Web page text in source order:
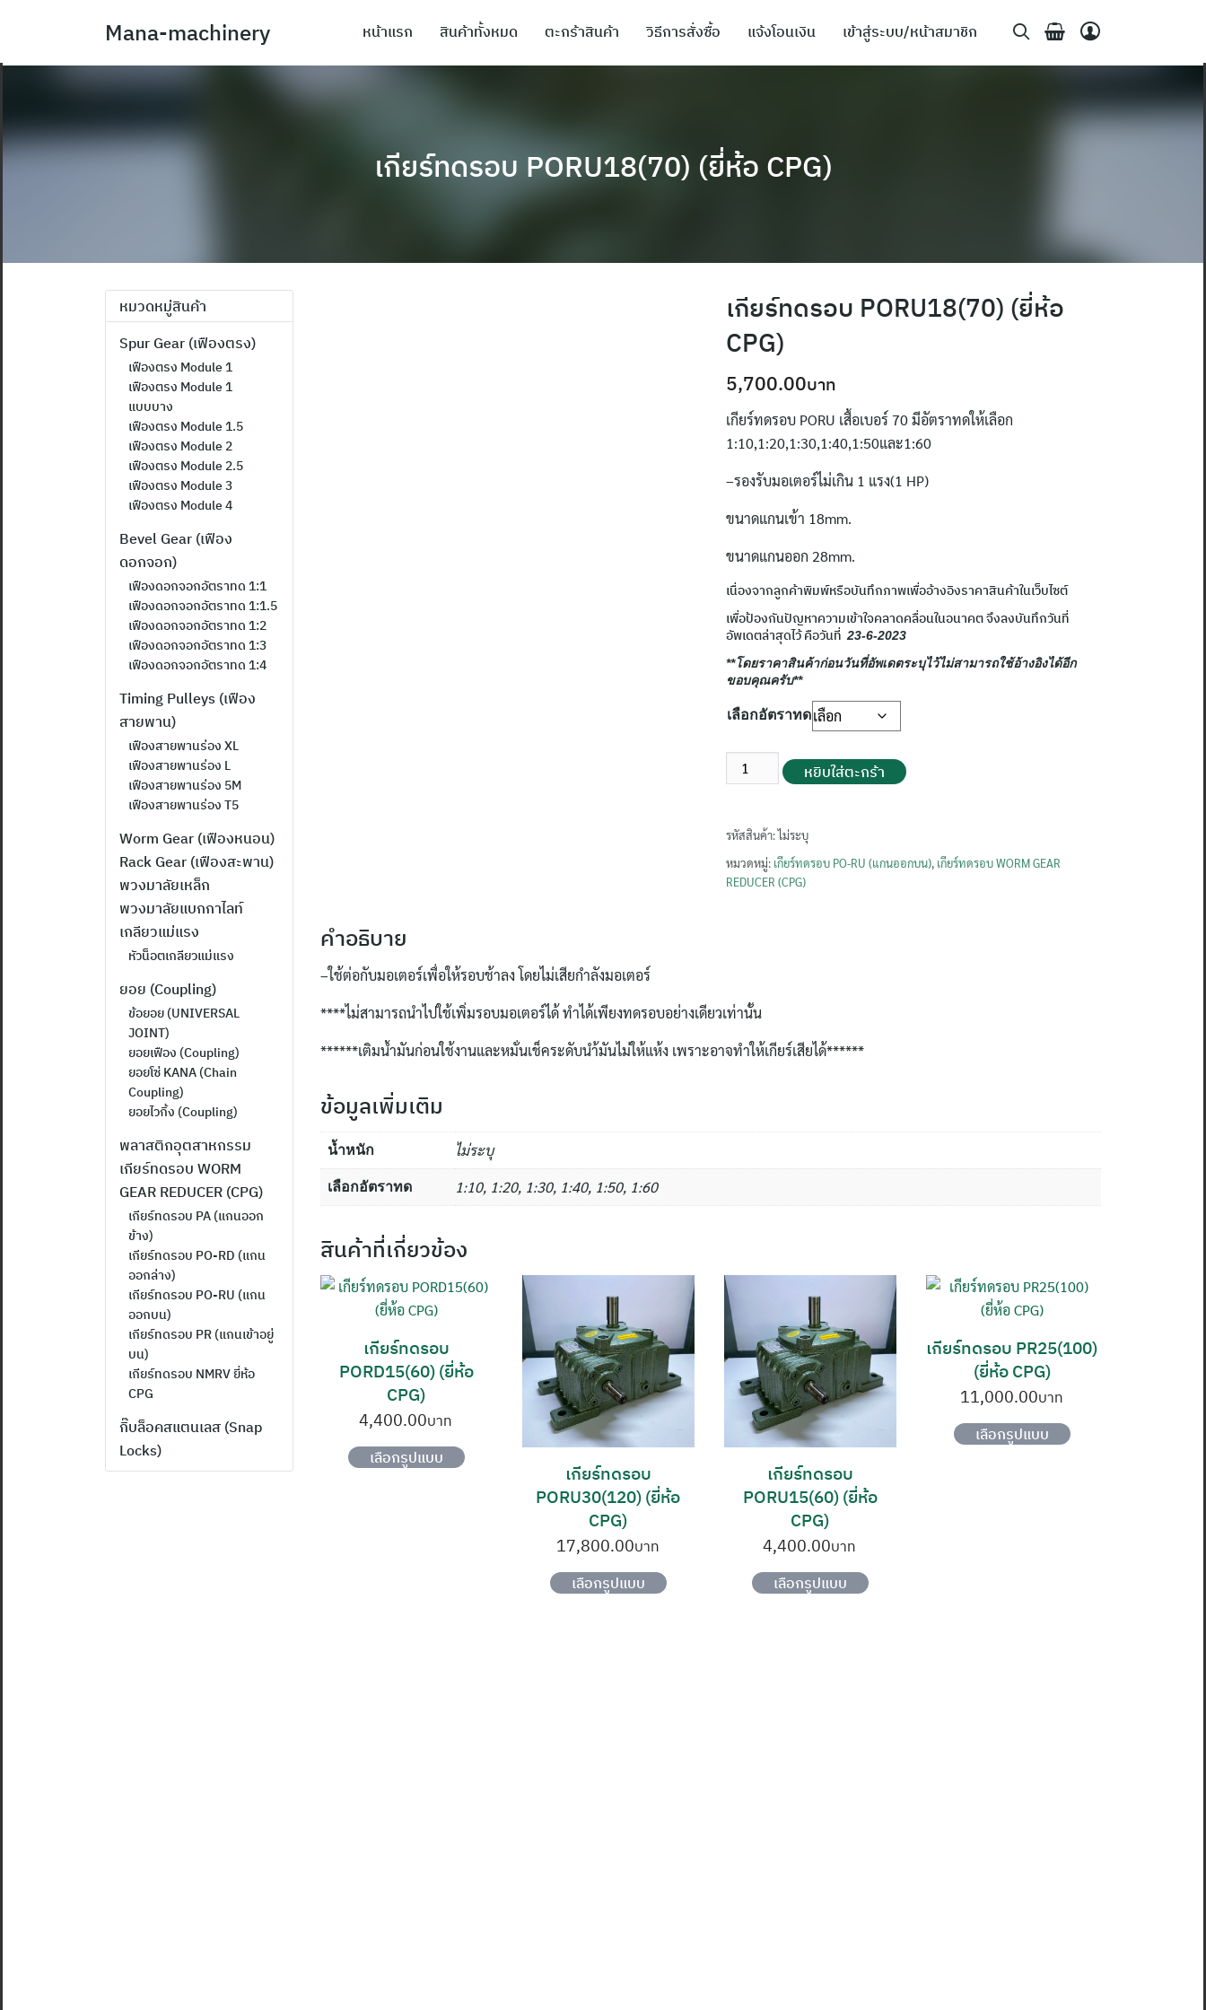
content
Mana-machinery หน้าแรก สินค้าทั้งหมด ตะกร้าสินค้า วิธีการสั่งซื้อ แจ้งโอนเงิน เข้าสู่ระบบ/หน้าสมาชิก
สำหรับ:
เกียร์ทดรอบ PORU18(70) (ยี่ห้อ CPG)
เกียร์ทดรอบ PORU18(70) (ยี่ห้อ
CPG)
5,700.00
เกียร์ทดรอบ PORU เสื้อเบอร์ 70มีอัตราทดให้เลือก
1:10,1:20,1:30,1:40,1:50และ1:60
–รองรับมอเตอร์ไม่เกิน 1 แรง(1 HP)
ขนาดแกนเข้า 18mm.
ขนาดแกนออก 28mm.
เนื่องจากลูกค้าพิมพ์หรือบันทึกภาพเพื่ออ้างอิงราคาสินค้าในเว็บไซต์
เพื่อป้องกันปัญหาความเข้าใจคลาดคลื่อนในอนาคต จึงลงบันทึกวันที่
อัพเดตล่าสุดไว้ คือวันที่23-6-2023
**โดยราคาสินค้าก่อนวันที่อัพเดตระบุไว้ไม่สามารถใช้อ้างอิงได้อีก
ขอบคุณครับ**
เลือกอัตราทด
จำนวน
เกียร์
รอบ
PORU18(70)
(ยี่ห้อ
หยิบใส่ตะกร้า
รหัสสินค้า:ไม่ระบุ
หมวดหมู่: เกียร์ทดรอบ PO-RU (แกนออกบน), เกียร์ทดรอบ WORM GEAR
REDUCER (CPG)
คำอธิบาย
–ใช้ต่อกับมอเตอร์เพื่อให้รอบช้าลง โดยไม่เสียกำลังมอเตอร์
****ไม่สามารถนำไปใช้เพิ่มรอบมอเตอร์ได้ทำได้เพียงทดรอบอย่างเดียวเท่านั้น
******เติมน้ำมันก่อนใช้งานและหมั่นเช็คระดับนำ้มันไม่ให้แห้ง เพราะอาจทำให้เกียร์เสียได้******
ข้อมูลเพิ่มเติม
น้ำหนัก ไม่ระบุ
เลือกอัตราทด 1:10, 1:20, 1:30, 1:40, 1:50, 1:60
สินค้าที่เกี่ยวข้อง
เกียร์ทดรอบ
PORD15(60) (ยี่ห้อ
CPG)
4,400.00
เลือกรูปแบบ
This
เกียร์ทดรอบ
PORU30(120) (ยี่ห้อ
CPG)
17,800.00
เลือกรูปแบบ
This
เกียร์ทดรอบ
PORU15(60) (ยี่ห้อ
CPG)
4,400.00
เลือกรูปแบบ
This
เกียร์ทดรอบ PR25(100)
(ยี่ห้อ CPG)
11,000.00
เลือกรูปแบบ
This
หมวดหมู่สินค้า
Spur Gear (เฟืองตรง)
เฟืองตรง Module 1
เฟืองตรง Module 1
แบบบาง
เฟืองตรง Module 1.5
เฟืองตรง Module 2
เฟืองตรง Module 2.5
เฟืองตรง Module 3
เฟืองตรง Module 4
Bevel Gear (เฟือง
ดอกจอก)
เฟืองดอกจอกอัตราทด 1:1
เฟืองดอกจอกอัตราทด 1:1.5
เฟืองดอกจอกอัตราทด 1:2
เฟืองดอกจอกอัตราทด 1:3
เฟืองดอกจอกอัตราทด 1:4
Timing Pulleys (เฟือง
สายพาน)
เฟืองสายพานร่อง XL
เฟืองสายพานร่อง L
เฟืองสายพานร่อง 5M
เฟืองสายพานร่อง T5
Worm Gear (เฟืองหนอน)
Rack Gear (เฟืองสะพาน)
พวงมาลัยเหล็ก
พวงมาลัยแบกกาไลท์
เกลียวแม่แรง
หัวน็อตเกลียวแม่แรง
ยอย (Coupling)
ข้อยอย (UNIVERSAL
JOINT)
ยอยเฟือง (Coupling)
ยอยโซ่ KANA (Chain
Coupling)
ยอยไวกิ้ง (Coupling)
พลาสติกอุตสาหกรรม
เกียร์ทดรอบ WORM
GEAR REDUCER (CPG)
เกียร์ทดรอบ PA (แกนออก
ข้าง)
เกียร์ทดรอบ PO-RD (แกน
ออกล่าง)
เกียร์ทดรอบ PO-RU (แกน
ออกบน)
เกียร์ทดรอบ PR (แกนเข้าอยู่
บน)
เกียร์ทดรอบ NMRV ยี่ห้อ
CPG
กิ๊บล็อคสแตนเลส (Snap
Locks)